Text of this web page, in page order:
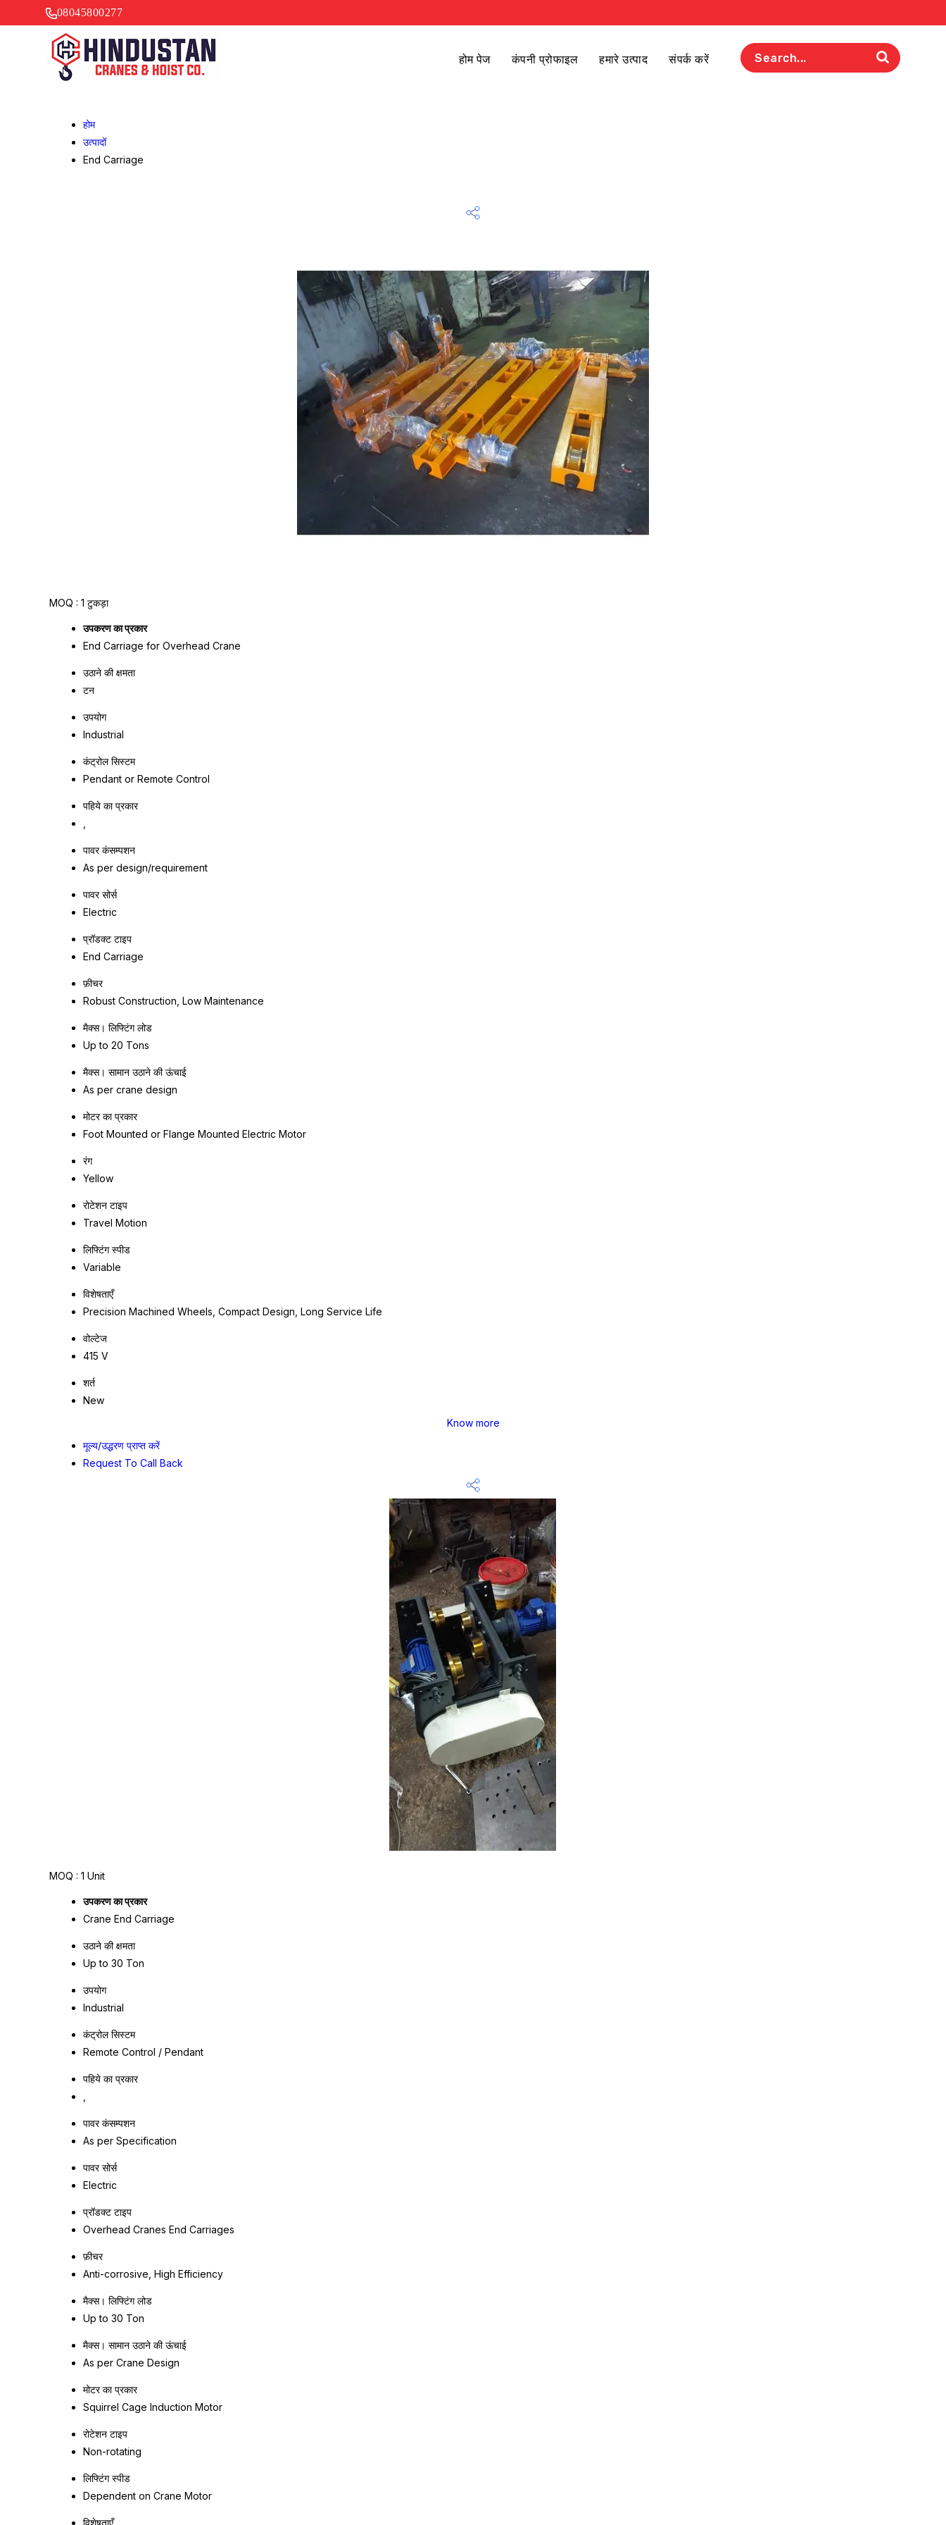
08045800277
होम पेज कंपनी प्रोफाइल हमारे उत्पाद संपर्क करें
होम
उत्पादों
End Carriage
MOQ : 1 टुकड़ा
उपकरण का प्रकार
End Carriage for Overhead Crane
उठाने की क्षमता
टन
उपयोग
Industrial
कंट्रोल सिस्टम
Pendant or Remote Control
पहिये का प्रकार
,
पावर कंसम्पशन
As per design/requirement
पावर सोर्स
Electric
प्रॉडक्ट टाइप
End Carriage
फ़ीचर
Robust Construction, Low Maintenance
मैक्स। लिफ्टिंग लोड
Up to 20 Tons
मैक्स। सामान उठाने की ऊंचाई
As per crane design
मोटर का प्रकार
Foot Mounted or Flange Mounted Electric Motor
रंग
Yellow
रोटेशन टाइप
Travel Motion
लिफ्टिंग स्पीड
Variable
विशेषताएँ
Precision Machined Wheels, Compact Design, Long Service Life
वोल्टेज
415 V
शर्त
New
Know more
मूल्य/उद्धरण प्राप्त करें
Request To Call Back
MOQ : 1 Unit
उपकरण का प्रकार
Crane End Carriage
उठाने की क्षमता
Up to 30 Ton
उपयोग
Industrial
कंट्रोल सिस्टम
Remote Control / Pendant
पहिये का प्रकार
पावर कंसम्पशन
As per Specification
पावर सोर्स
Electric
प्रॉडक्ट टाइप
Overhead Cranes End Carriages
फ़ीचर
Anti-corrosive, High Efficiency
मैक्स। लिफ्टिंग लोड
Up to 30 Ton
मैक्स। सामान उठाने की ऊंचाई
As per Crane Design
मोटर का प्रकार
Squirrel Cage Induction Motor
रोटेशन टाइप
Non-rotating
लिफ्टिंग स्पीड
Dependent on Crane Motor
विशेषताएँ